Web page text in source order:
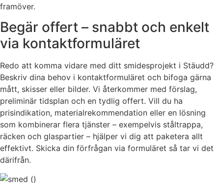
framöver.
Begär offert – snabbt och enkelt
via kontaktformuläret
Redo att komma vidare med ditt smidesprojekt i Stäudd?
Beskriv dina behov i kontaktformuläret och bifoga gärna
mått, skisser eller bilder. Vi återkommer med förslag,
preliminär tidsplan och en tydlig offert. Vill du ha
prisindikation, materialrekommendation eller en lösning
som kombinerar flera tjänster – exempelvis ståltrappa,
räcken och glaspartier – hjälper vi dig att paketera allt
effektivt. Skicka din förfrågan via formuläret så tar vi det
därifrån.